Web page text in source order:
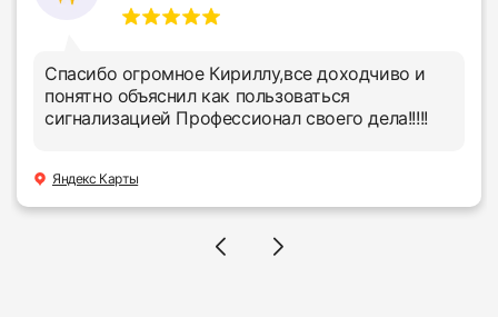
Обратилась в фирменный центр с проблемой
подключения приложения StarLine. В течение
нескольких минут мастер Сергей помог